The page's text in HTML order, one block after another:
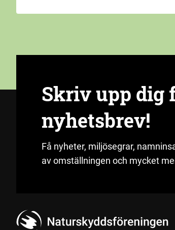
Skriv upp dig
nyhetsbrev!
Få nyheter, miljösegrar,
av omställningen och mycket